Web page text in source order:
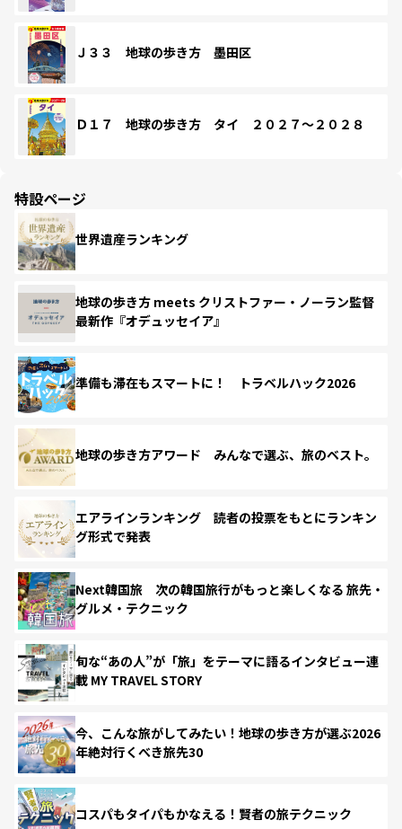
Ｊ３３ 地球の歩き方 墨田区
Ｄ１７ 地球の歩き方 タイ ２０２７～２０２８
特設ページ
世界遺産ランキング
地球の歩き方 meets クリストファー・ノーラン監督
最新作『オデュッセイア』
準備も滞在もスマートに！ トラベルハック2026
地球の歩き方アワード みんなで選ぶ、旅のベスト。
エアラインランキング 読者の投票をもとにランキン
グ形式で発表
Next韓国旅 次の韓国旅行がもっと楽しくなる 旅先・
グルメ・テクニック
旬な“あの人”が「旅」をテーマに語るインタビュー連
載 MY TRAVEL STORY
今、こんな旅がしてみたい！地球の歩き方が選ぶ2026
年絶対行くべき旅先30
コスパもタイパもかなえる！賢者の旅テクニック